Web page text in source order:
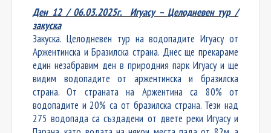
Ден 12 / 06.03.2025г. Игуасу – Целодневен тур /
закуска
Закуска. Целодневен тур на водопадите Игуасу от
Аржентинска и Бразилска страна. Днес ще прекараме
един незабравим ден в природния парк Игуасу и ще
видим водопадите от аржентинска и бразилска
страна. От страната на Аржентина са 80% от
водопадите и 20% са от бразилска страна. Тези над
275 водопада са създадени от двете реки Игуасу и